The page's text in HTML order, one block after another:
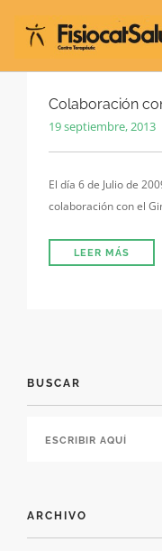
TRATAMIENTOS
SERVICIOS Y CLASES
CONTACTO
Colaboración
19 septiembre, 2013
El día 6 de Julio de
colaboración con el
LEER MÁS
BUSCAR
ARCHIVO